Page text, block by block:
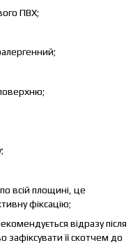
ПВХ;
всій площині, це
фіксацію;
відразу після
її скотчем до